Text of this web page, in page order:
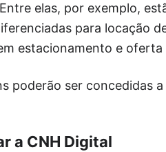
elas, por exemplo,
para locação
estacionamento e oferta
poderão ser concedidas
a CNH Digital